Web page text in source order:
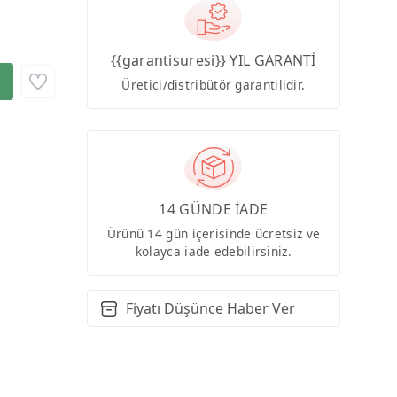
{{garantisuresi}} YIL GARANTİ
Üretici/distribütör garantilidir.
14 GÜNDE İADE
Ürünü 14 gün içerisinde ücretsiz ve
kolayca iade edebilirsiniz.
Fiyatı Düşünce Haber Ver